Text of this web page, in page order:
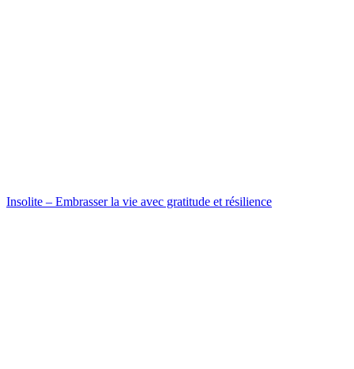
Insolite – Embrasser la vie avec gratitude et résilience